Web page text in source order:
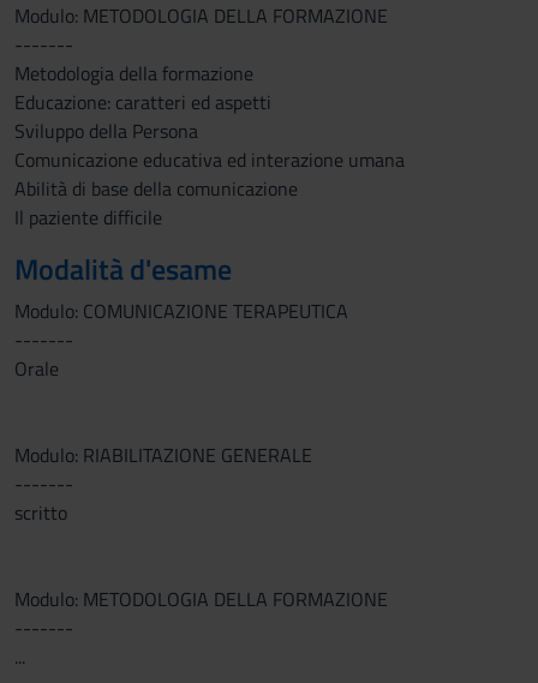
Modulo: METODOLOGIA DELLA FORMAZIONE
-------
Metodologia della formazione
Educazione: caratteri ed aspetti
Sviluppo della Persona
Comunicazione educativa ed interazione umana
Abilità di base della comunicazione
Il paziente difficile
Modalità d'esame
Modulo: COMUNICAZIONE TERAPEUTICA
-------
Orale
Modulo: RIABILITAZIONE GENERALE
-------
scritto
Modulo: METODOLOGIA DELLA FORMAZIONE
-------
...